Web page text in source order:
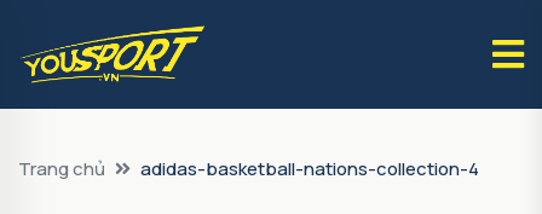
Trang chủ adidas-basketball-nations-collection-4